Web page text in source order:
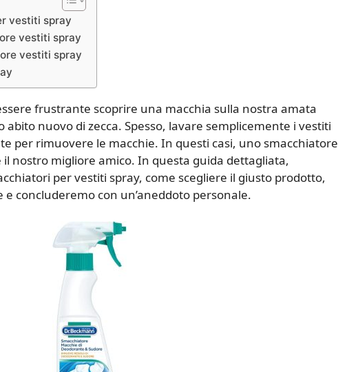
vestiti spray
vestiti spray
vestiti spray
frustrante scoprire una macchia sulla nostra amata
nuovo di zecca. Spesso, lavare semplicemente i vestiti
per rimuovere le macchie. In questi casi, uno smacchiatore
nostro migliore amico. In questa guida dettagliata,
per vestiti spray, come scegliere il giusto prodotto,
concluderemo con un’aneddoto personale.